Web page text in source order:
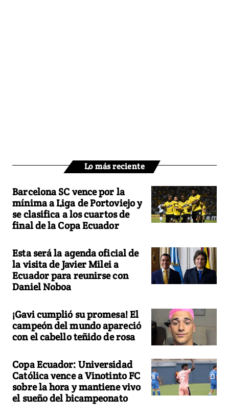
Lo más reciente
Barcelona SC vence por la
mínima a Liga de Portoviejo y
se clasifica a los cuartos de
final de la Copa Ecuador
Esta será la agenda oficial de
la visita de Javier Milei a
Ecuador para reunirse con
Daniel Noboa
¡Gavi cumplió su promesa! El
campeón del mundo apareció
con el cabello teñido de rosa
Copa Ecuador: Universidad
Católica vence a Vinotinto FC
sobre la hora y mantiene vivo
el sueño del bicampeonato